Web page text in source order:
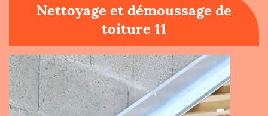
Nettoyage et démoussage de
toiture 11